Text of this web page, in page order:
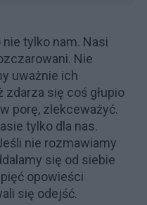
tylko nam. Nasi
Nie
uważnie ich
zdarza się coś głupio
porę, zlekceważyć.
tylko dla nas.
nie rozmawiamy
się od siebie
opowieści
się odejść.